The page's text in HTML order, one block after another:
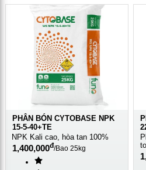
PHÂN BÓN CYTOBASE NPK
15-5-40+TE
NPK Kali cao, hòa tan 100%
1,400,000đ/Bao 25kg